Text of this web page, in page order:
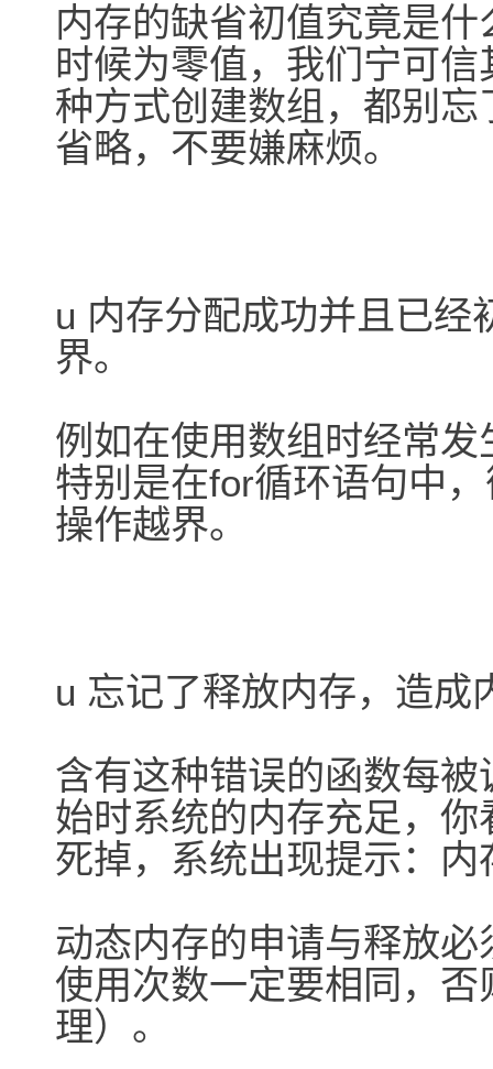
内存的缺省初值究竟是
时候为零值，我们宁可
种方式创建数组，都别
省略，不要嫌麻烦。
u 内存分配成功并且已经
界。
例如在使用数组时经常发
特别是在for循环语句中
操作越界。
u 忘记了释放内存，造成
含有这种错误的函数每
始时系统的内存充足，
死掉，系统出现提示：内
动态内存的申请与释放
使用次数一定要相同，
理）。